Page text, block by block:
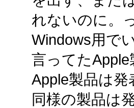
れないのに。
Windows用で
言ってた
Apple製品は
同様の製品は